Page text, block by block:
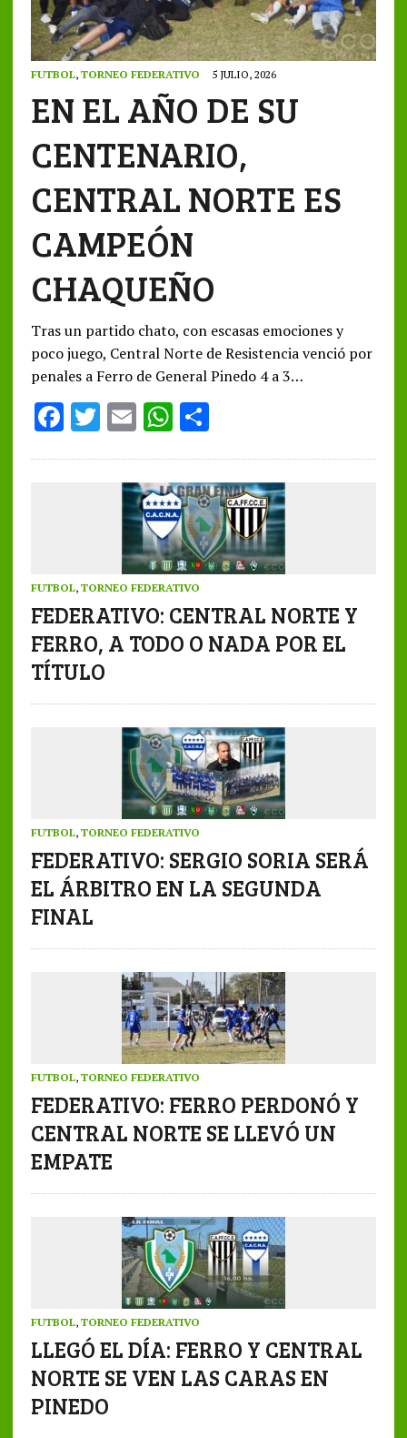
FUTBOL, TORNEO FEDERATIVO 5 JULIO, 2026
EN EL AÑO DE SU
CENTENARIO,
CENTRAL NORTE ES
CAMPEÓN
CHAQUEÑO
Tras un partido chato, con escasas emociones y
poco juego, Central Norte de Resistencia venció por
penales a Ferro de General Pinedo 4 a 3…
F
k
T
te
E
ai
l
W
at
s
A
p
p
S
ar
e
FUTBOL, TORNEO FEDERATIVO
FEDERATIVO: CENTRAL NORTE Y
FERRO, A TODO O NADA POR EL
TÍTULO
FUTBOL, TORNEO FEDERATIVO
FEDERATIVO: SERGIO SORIA SERÁ
EL ÁRBITRO EN LA SEGUNDA
FINAL
FUTBOL, TORNEO FEDERATIVO
FEDERATIVO: FERRO PERDONÓ Y
CENTRAL NORTE SE LLEVÓ UN
EMPATE
FUTBOL, TORNEO FEDERATIVO
LLEGÓ EL DÍA: FERRO Y CENTRAL
NORTE SE VEN LAS CARAS EN
PINEDO